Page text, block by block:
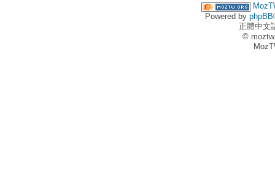
Powered by phpBB
正體中文
©